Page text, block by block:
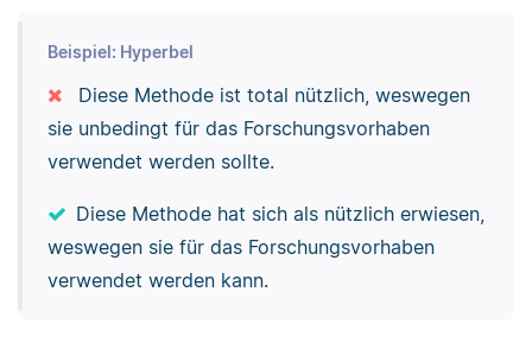
Beispiel: Hyperbel
Diese Methode ist total nützlich, weswegen
sie unbedingt für das Forschungsvorhaben
verwendet werden sollte.
Diese Methode hat sich als nützlich erwiesen,
weswegen sie für das Forschungsvorhaben
verwendet werden kann.